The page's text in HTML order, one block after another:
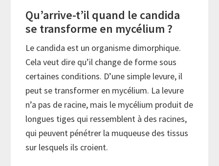
Qu’arrive-t’il quand le candida
se transforme en mycélium ?
Le candida est un organisme dimorphique.
Cela veut dire qu’il change de forme sous
certaines conditions. D’une simple levure, il
peut se transformer en mycélium. La levure
n’a pas de racine, mais le mycélium produit de
longues tiges qui ressemblent à des racines,
qui peuvent pénétrer la muqueuse des tissus
sur lesquels ils croient.